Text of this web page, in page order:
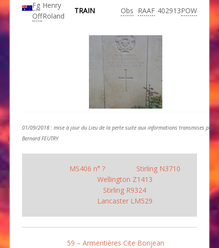
Fg
Off
Henry
Roland
TRAIN Obs RAAF 402913POW
01/09/2018 : mise à jour du Lieu de la perte suite aux informations transmises par
Bernard FEUTRY
MS406 n° ?
Stirling N3710
Wellington Z1413
Stirling R9324
Lancaster LM529
59 – Armentières Cite Bonjean